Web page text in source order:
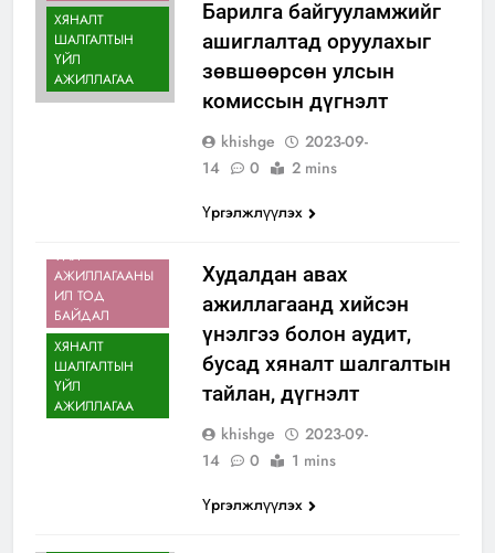
ХЯНАЛТ
ШАЛГАЛТЫН
ҮЙЛ
АЖИЛЛАГАА
Барилга байгууламжийг
ашиглалтад оруулахыг
зөвшөөрсөн улсын
комиссын дүгнэлт
khishge
2023-09-
14
0
2 mins
Үргэлжлүүлэх
ҮЙЛ
АЖИЛЛАГААНЫ
ИЛ ТОД
БАЙДАЛ
ХЯНАЛТ
ШАЛГАЛТЫН
ҮЙЛ
АЖИЛЛАГАА
Худалдан авах
ажиллагаанд хийсэн
үнэлгээ болон аудит,
бусад хяналт шалгалтын
тайлан, дүгнэлт
khishge
2023-09-
14
0
1 mins
Үргэлжлүүлэх
АЙМГИЙН
ЗАСАГ ДАРГЫН
ТАМГЫН ГАЗАР
ИЛ ТОД
БАЙДАЛ